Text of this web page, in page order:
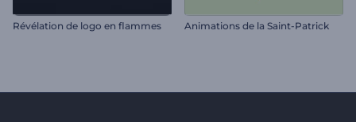
Révélation de logo en flammes Animations de la Saint-Patrick